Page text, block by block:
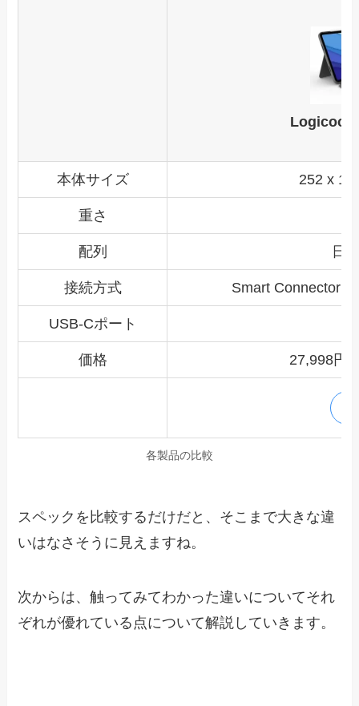
Logicool
本体サイズ 252 x
重さ
配列 日
接続方式 Smart Connector(
USB-Cポート
価格 27,998円
各製品の比較
スペックを比較するだけだと、そこまで大きな違
いはなさそうに見えますね。
次からは、触ってみてわかった違いについてそれ
ぞれが優れている点について解説していきます。